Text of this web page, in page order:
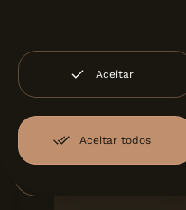
Filter:
Aceitar
Aceitar todos